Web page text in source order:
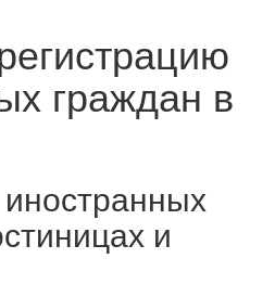
граждан в
и